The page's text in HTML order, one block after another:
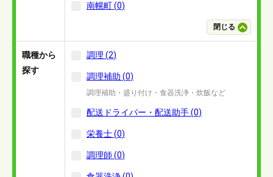
南幌町(0)
閉じる
職種から
探す
調理 (2)
調理補助 (0)
調理補助・盛り付け・食器洗浄・炊飯など
配送ドライバー・配送助手(0)
栄養士(0)
調理師 (0)